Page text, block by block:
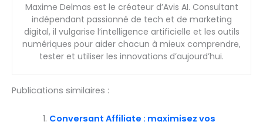
Maxime Delmas est le créateur d’Avis AI. Consultant
indépendant passionné de tech et de marketing
digital, il vulgarise l’intelligence artificielle et les outils
numériques pour aider chacun à mieux comprendre,
tester et utiliser les innovations d’aujourd’hui.
Publications similaires :
Conversant Affiliate : maximisez vos